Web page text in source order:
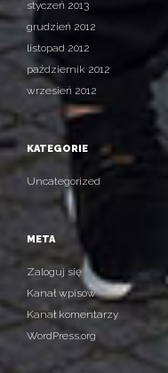
styczeń 2013
grudzień 2012
listopad 2012
październik 2012
wrzesień 2012
KATEGORIE
Uncategorized
META
Zaloguj się
Kanał wpisów
Kanał komentarzy
WordPress.org